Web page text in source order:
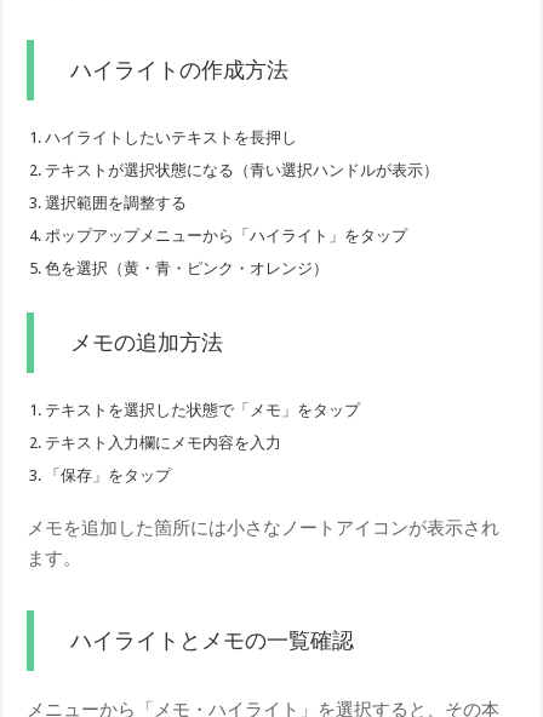
ハイライトの作成方法
ハイライトしたいテキストを長押し
テキストが選択状態になる（青い選択ハンドルが表示）
選択範囲を調整する
ポップアップメニューから「ハイライト」をタップ
色を選択（黄・青・ピンク・オレンジ）
メモの追加方法
テキストを選択した状態で「メモ」をタップ
テキスト入力欄にメモ内容を入力
「保存」をタップ
メモを追加した箇所には小さなノートアイコンが表示され
ます。
ハイライトとメモの一覧確認
メニューから「メモ・ハイライト」を選択すると、その本